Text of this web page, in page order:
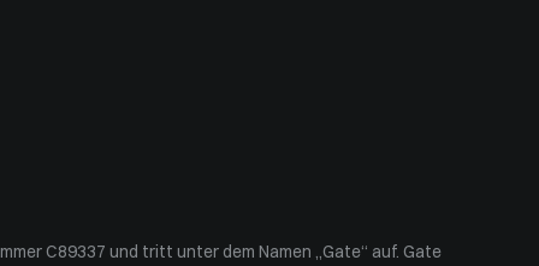
C89337 und tritt unter dem Namen „Gate“ auf. Gate